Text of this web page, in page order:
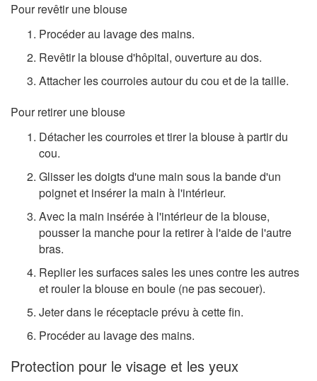
Pour revêtir une blouse
Procéder au lavage des mains.
Revêtir la blouse d'hôpital, ouverture au dos.
Attacher les courroies autour du cou et de la taille.
Pour retirer une blouse
Détacher les courroies et tirer la blouse à partir du
cou.
Glisser les doigts d'une main sous la bande d'un
poignet et insérer la main à l'intérieur.
Avec la main insérée à l'intérieur de la blouse,
pousser la manche pour la retirer à l'aide de l'autre
bras.
Replier les surfaces sales les unes contre les autres
et rouler la blouse en boule (ne pas secouer).
Jeter dans le réceptacle prévu à cette fin.
Procéder au lavage des mains.
Protection pour le visage et les yeux